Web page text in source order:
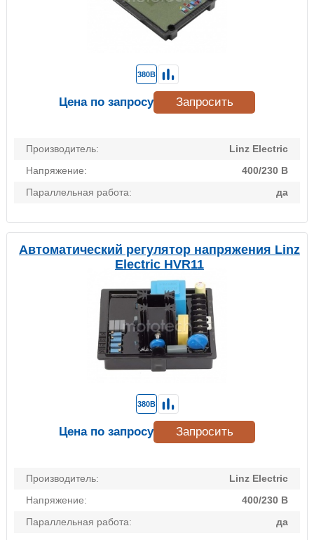
Производитель:
Linz Electric
Напряжение:
400/230 В
Параллельная работа:
да
380В
Цена по запросу Запросить
Автоматический регулятор напряжения Linz
Electric HVR11
Производитель:
Linz Electric
Напряжение:
400/230 В
Параллельная работа:
да
380В
Цена по запросу Запросить